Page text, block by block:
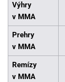
Výhry
v MMA
Prehry
v MMA
Remízy
v MMA